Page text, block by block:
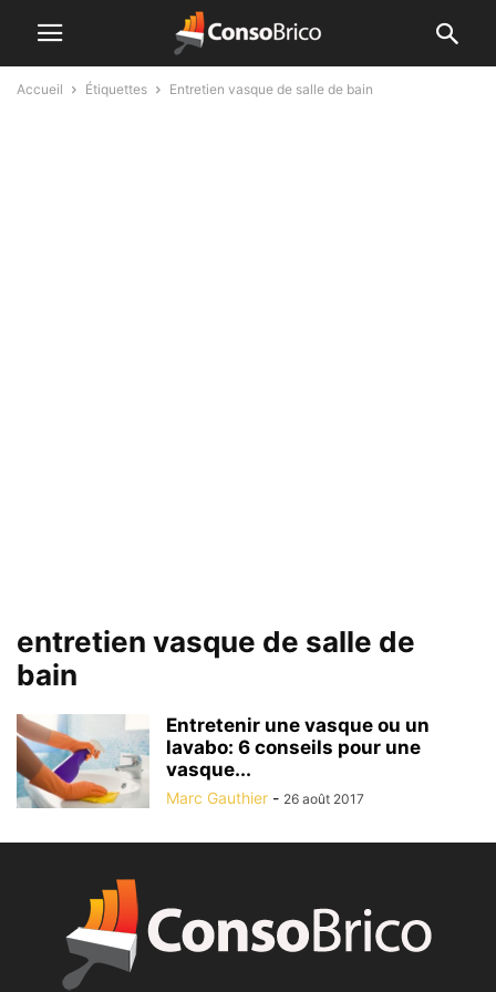
Accueil Étiquettes Entretien vasque de salle de bain
entretien vasque de salle de
bain
Entretenir une vasque ou un
lavabo: 6 conseils pour une
vasque...
Marc Gauthier - 26 août 2017